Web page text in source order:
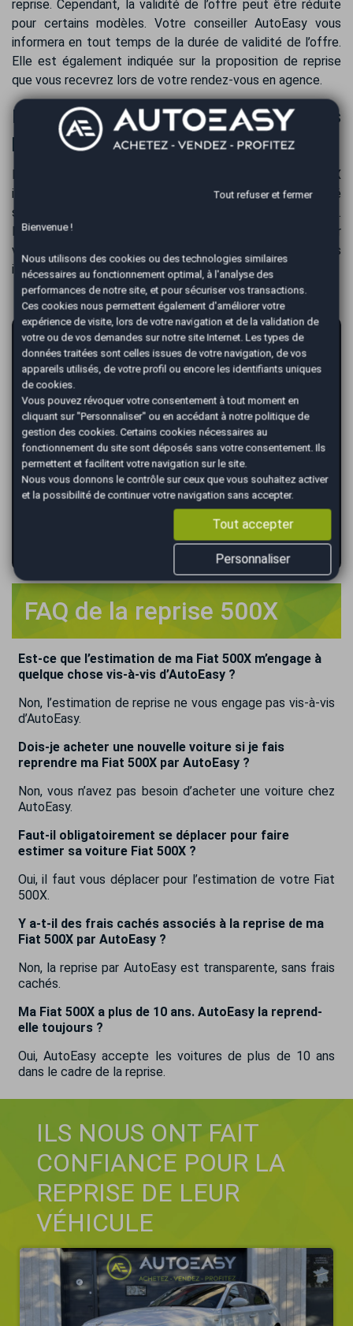
reprise. Cependant, la validité de l’offre peut être réduite
pour certains modèles. Votre conseiller AutoEasy vous
informera en tout temps de la durée de validité de l’offre.
Elle est également indiquée sur la proposition de reprise
que vous recevrez lors de votre rendez-vous en agence.
Paiement de votre automobile après
la reprise de votre Fiat 500X
Nous vous payons le prix de rachat de votre Fiat 500X
immédiatement après la reprise. Le confort et la sécurité
sont privilégiés, le paiement se fait par virement bancaire.
En règle générale, la totalité des fonds est disponible sur
votre compte bancaire dans les 24 heures, selon les délais
interbancaires.
AutoEasy vous garantit la vente de votre
voiture au meilleur prix !
Renseignez le kilométrage de votre véhicule
VALIDER
FAQ de la reprise 500X
Est-ce que l’estimation de ma Fiat 500X m’engage à
quelque chose vis-à-vis d’AutoEasy ?
Non, l’estimation de reprise ne vous engage pas vis-à-vis
d’AutoEasy.
Dois-je acheter une nouvelle voiture si je fais
reprendre ma Fiat 500X par AutoEasy ?
Non, vous n’avez pas besoin d’acheter une voiture chez
AutoEasy.
Faut-il obligatoirement se déplacer pour faire
estimer sa voiture Fiat 500X ?
Oui, il faut vous déplacer pour l’estimation de votre Fiat
500X.
Y a-t-il des frais cachés associés à la reprise de ma
Fiat 500X par AutoEasy ?
Non, la reprise par AutoEasy est transparente, sans frais
cachés.
Ma Fiat 500X a plus de 10 ans. AutoEasy la reprend-
elle toujours ?
Oui, AutoEasy accepte les voitures de plus de 10 ans
dans le cadre de la reprise.
ILS NOUS ONT FAIT
CONFIANCE POUR LA
REPRISE DE LEUR
VÉHICULE
Tout refuser et fermer
Bienvenue !
Nous utilisons des cookies ou des technologies similaires
nécessaires au fonctionnement optimal, à l'analyse des
performances de notre site, et pour sécuriser vos transactions.
Ces cookies nous permettent également d'améliorer votre
expérience de visite, lors de votre navigation et de la validation de
votre ou de vos demandes sur notre site Internet. Les types de
données traitées sont celles issues de votre navigation, de vos
appareils utilisés, de votre profil ou encore les identifiants uniques
de cookies.
Vous pouvez révoquer votre consentement à tout moment en
cliquant sur "Personnaliser" ou en accédant à notre politique de
gestion des cookies. Certains cookies nécessaires au
fonctionnement du site sont déposés sans votre consentement. Ils
permettent et facilitent votre navigation sur le site.
Nous vous donnons le contrôle sur ceux que vous souhaitez activer
et la possibilité de continuer votre navigation sans accepter.
Tout accepter
Personnaliser